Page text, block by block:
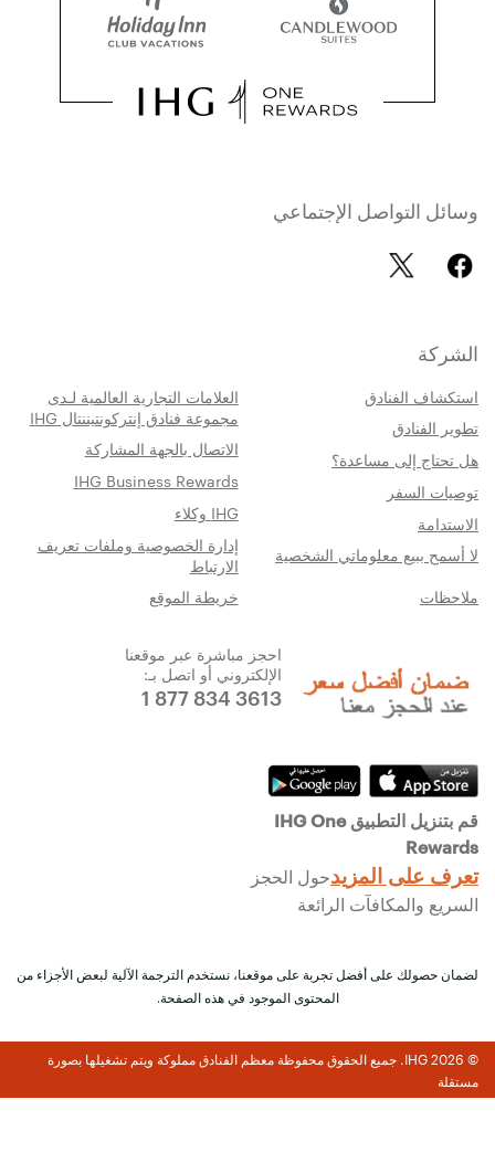
وسائل التواصل الإجتماعي
الشركة
استكشاف الفنادق
العلامات التجارية العالمية لـدى
مجموعة فنادق إنتركونتيننتال IHG
تطوير الفنادق
الاتصال بالجهة المشاركة
هل تحتاج إلى مساعدة؟
IHG Business Rewards
توصيات السفر
IHG وكلاء
الاستدامة
إدارة الخصوصية وملفات تعريف
الارتباط
لا أسمح ببيع معلوماتي الشخصية
خريطة الموقع
ملاحظات
احجز مباشرة عبر موقعنا
الإلكتروني أو اتصل بـ:
1 877 834 3613
قم بتنزيل التطبيق IHG One
Rewards
تعرف على المزيدحول الحجز
السريع والمكافآت الرائعة
لضمان حصولك على أفضل تجربة على موقعنا، نستخدم الترجمة الآلية لبعض الأجزاء من
المحتوى الموجود في هذه الصفحة.
© 2026 IHG. جميع الحقوق محفوظة معظم الفنادق مملوكة ويتم تشغيلها بصورة
مستقلة